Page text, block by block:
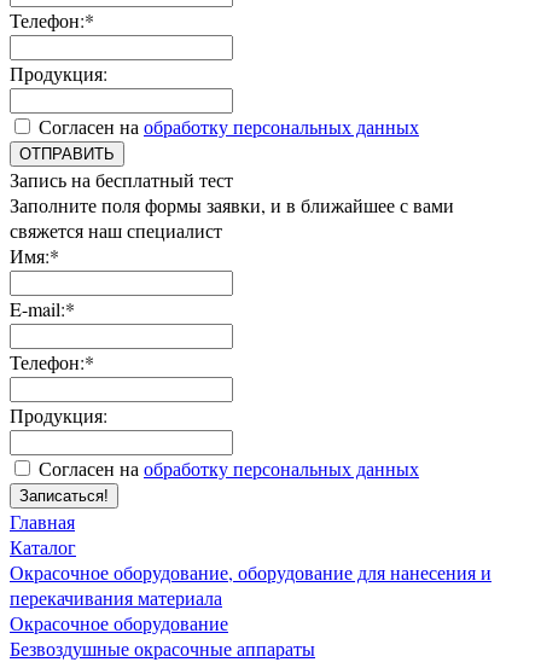
Телефон:*
Продукция:
Согласен на обработку персональных данных
ОТПРАВИТЬ
Запись на бесплатный тест
Заполните поля формы заявки, и в ближайшее с вами
свяжется наш специалист
Имя:*
E-mail:*
Телефон:*
Продукция:
Согласен на обработку персональных данных
Записаться!
Главная
Каталог
Окрасочное оборудование, оборудование для нанесения и
перекачивания материала
Окрасочное оборудование
Безвоздушные окрасочные аппараты